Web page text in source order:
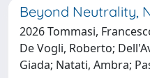
Beyond Neutrality,
2026 Tommasi,
De Vogli, Roberto;
Giada; Natati, Ambra;